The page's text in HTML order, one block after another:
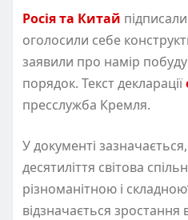
Росія та Китай
оголосили себе
заявили про намір
порядок. Текст декларації
пресслужба Кремля.
У документі
десятиліття світова
різноманітною і
відзначається зростання